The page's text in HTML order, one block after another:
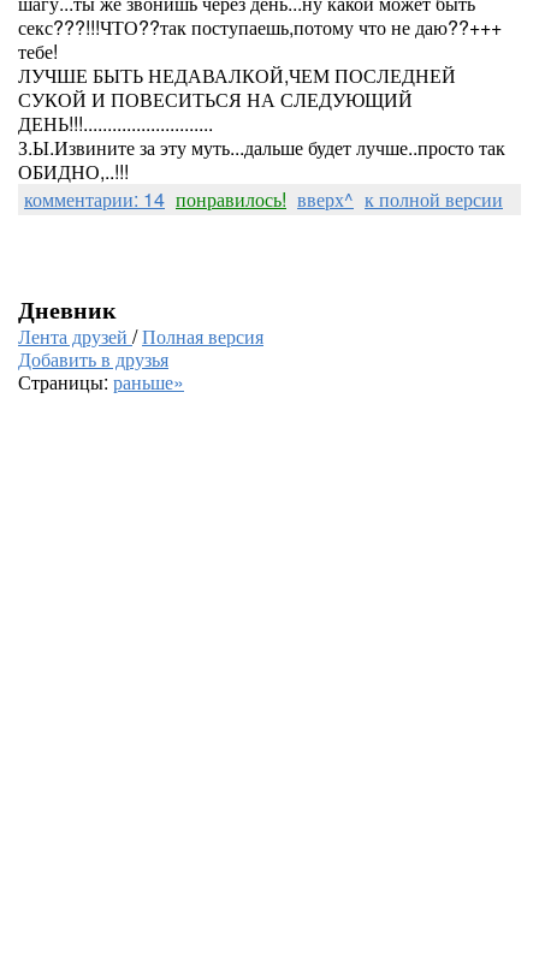
секс???!!!ЧТО??так поступаешь,потому что не даю??+++
тебе!
ЛУЧШЕ БЫТЬ НЕДАВАЛКОЙ,ЧЕМ ПОСЛЕДНЕЙ
СУКОЙ И ПОВЕСИТЬСЯ НА СЛЕДУЮЩИЙ
ДЕНЬ!!!...........................
З.Ы.Извините за эту муть...дальше будет лучше..просто так
ОБИДНО,..!!!
комментарии: 14 понравилось! вверх^ к полной версии
Дневник
Лента друзей /Полная версия
Добавить в друзья
Страницы: раньше»